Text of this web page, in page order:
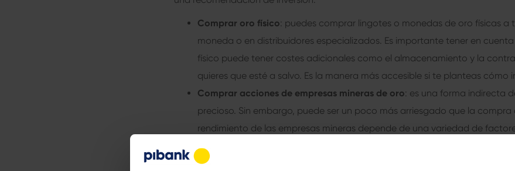
Comprar oro físico: puedes comprar lingotes o monedas de oro físicas a
moneda o en distribuidores especializados. Es importante tener en
físico puede tener costes adicionales como el almacenamiento y la
quieres que esté a salvo. Es la manera más accesible si te planteas cómo
Comprar acciones de empresas mineras de oro: es una forma indirecta
precioso. Sin embargo, puede ser un poco más arriesgado que la compra
rendimiento de las empresas mineras depende de una variedad de
oro, la calidad de las reservas minerales y la eficiencia de la gestión
Invertir en ETFs respaldados por oro